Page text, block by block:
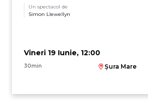
Un spectacol de
Simon Llewellyn
Vineri 19 Iunie, 12:00
30min Șura Mare